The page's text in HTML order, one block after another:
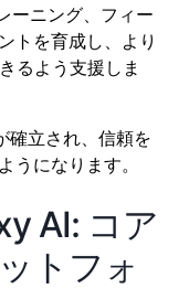
ーニング、フィー
トを育成し、より
るよう支援しま
確立され、信頼を
うになります。
AI: コア
トフォ